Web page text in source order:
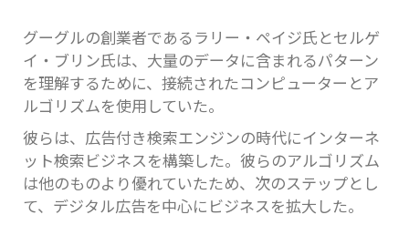
グーグルの創業者であるラリー・ペイジ氏とセルゲ
イ・ブリン氏は、大量のデータに含まれるパターン
を理解するために、接続されたコンピューターとア
ルゴリズムを使用していた。
彼らは、広告付き検索エンジンの時代にインターネ
ット検索ビジネスを構築した。彼らのアルゴリズム
は他のものより優れていたため、次のステップとし
て、デジタル広告を中心にビジネスを拡大した。